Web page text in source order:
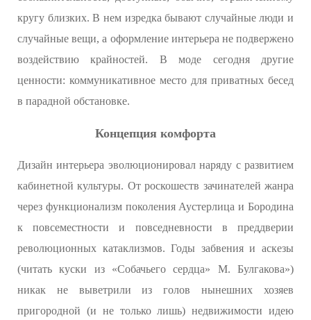
кругу близких. В нем изредка бывают случайные люди и
случайные вещи, а оформление интерьера не подвержено
воздействию крайностей. В моде сегодня другие
ценности: коммуникативное место для приватных бесед
в парадной обстановке.
Концепция комфорта
Дизайн интерьера эволюционировал наряду с развитием
кабинетной культуры. От роскошеств зачинателей жанра
через функционализм поколения Аустерлица и Бородина
к повсеместности и повседневности в преддверии
революционных катаклизмов. Годы забвения и аскезы
(читать куски из «Собачьего сердца» М. Булгакова»)
никак не выветрили из голов нынешних хозяев
пригородной (и не только лишь) недвижимости идею